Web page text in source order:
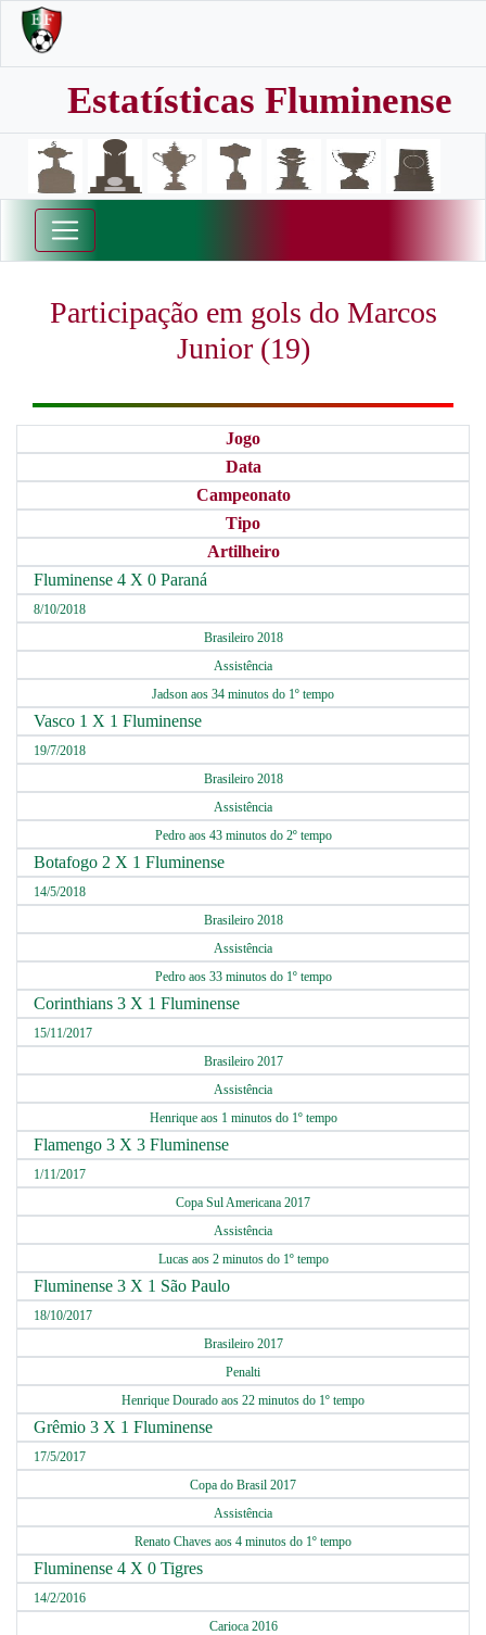
Estatísticas Fluminense
Participação em gols do Marcos
Junior (19)
Jogo
Data
Campeonato
Tipo
Artilheiro
Fluminense 4 X 0 Paraná
8/10/2018
Brasileiro 2018
Assistência
Jadson aos 34 minutos do 1º tempo
Vasco 1 X 1 Fluminense
19/7/2018
Brasileiro 2018
Assistência
Pedro aos 43 minutos do 2º tempo
Botafogo 2 X 1 Fluminense
14/5/2018
Brasileiro 2018
Assistência
Pedro aos 33 minutos do 1º tempo
Corinthians 3 X 1 Fluminense
15/11/2017
Brasileiro 2017
Assistência
Henrique aos 1 minutos do 1º tempo
Flamengo 3 X 3 Fluminense
1/11/2017
Copa Sul Americana 2017
Assistência
Lucas aos 2 minutos do 1º tempo
Fluminense 3 X 1 São Paulo
18/10/2017
Brasileiro 2017
Penalti
Henrique Dourado aos 22 minutos do 1º tempo
Grêmio 3 X 1 Fluminense
17/5/2017
Copa do Brasil 2017
Assistência
Renato Chaves aos 4 minutos do 1º tempo
Fluminense 4 X 0 Tigres
14/2/2016
Carioca 2016